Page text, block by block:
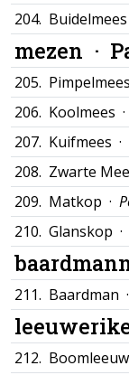
204. Buidelmees
mezen ·
205.
206. Koolmees ·
207. Kuifmees ·
208. Zwarte
209. Matkop ·
210. Glanskop ·
211. Baardman ·
212.